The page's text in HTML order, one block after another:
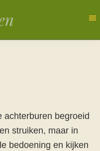
achterburen begroeid
struiken, maar in
bedoening en kijken